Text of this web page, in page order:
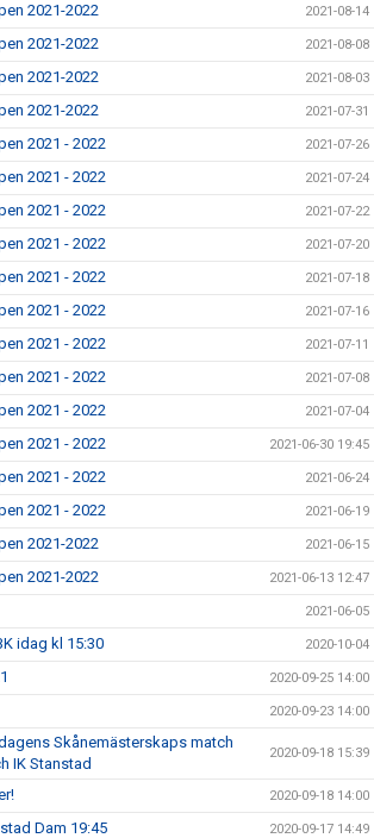
2021-2022 2021-08-14
2021-2022 2021-08-08
2021-2022 2021-08-03
2021-2022 2021-07-31
2021 - 2022 2021-07-26
2021 - 2022 2021-07-24
2021 - 2022 2021-07-22
2021 - 2022 2021-07-20
2021 - 2022 2021-07-18
2021 - 2022 2021-07-16
2021 - 2022 2021-07-11
2021 - 2022 2021-07-08
2021 - 2022 2021-07-04
2021 - 2022 2021-06-30 19:45
2021 - 2022 2021-06-24
2021 - 2022 2021-06-19
2021-2022 2021-06-15
2021-2022 2021-06-13 12:47
2021-06-05
idag kl 15:30 2020-10-04
2020-09-25 14:00
2020-09-23 14:00
Skånemästerskaps match
IK Stanstad
2020-09-18 15:39
2020-09-18 14:00
Dam 19:45 2020-09-17 14:49